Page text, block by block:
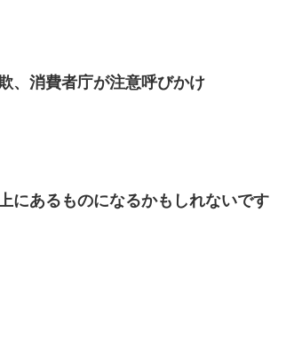
、消費者庁が注意呼びかけ
にあるものになるかもしれないです